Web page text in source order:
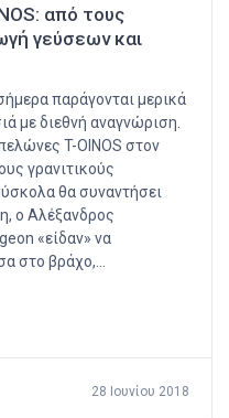
από τους
γεύσεων και
παράγονται μερικά
με διεθνή αναγνώριση.
T-OINOS στον
γρανιτικούς
θα συναντήσει
ο Αλέξανδρος
«είδαν» να
στο βράχο,…
28 Ιουνίου 2018